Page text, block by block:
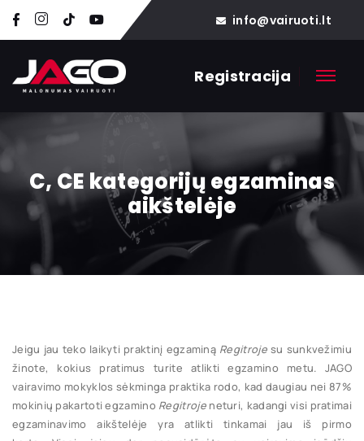
info@vairuoti.lt
Registracija
C, CE kategorijų egzaminas
aikštelėje
Jeigu jau teko laikyti praktinį egzaminą Regitrojesu sunkvežimiu
žinote, kokius pratimus turite atlikti egzamino metu. JAGO
vairavimo mokyklos sėkminga praktika rodo, kad daugiau nei 87%
mokinių pakartoti egzamino Regitrojeneturi, kadangi visi pratimai
egzaminavimo aikštelėje yra atlikti tinkamai jau iš pirmo